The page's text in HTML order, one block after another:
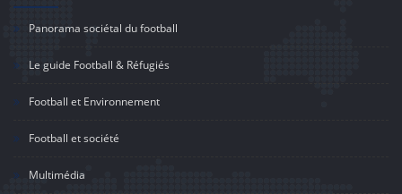
Panorama sociétal du football
Le guide Football & Réfugiés
Football et Environnement
Football et société
Multimédia